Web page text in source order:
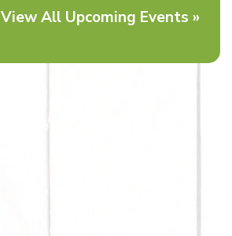
View All Upcoming Events »